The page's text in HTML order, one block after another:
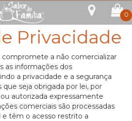
0
Privacidade
compromete a não comercializar
as informações dos
a privacidade e a segurança
que seja obrigada por lei, por
autorizada expressamente
comerciais são processadas
têm o acesso restrito a